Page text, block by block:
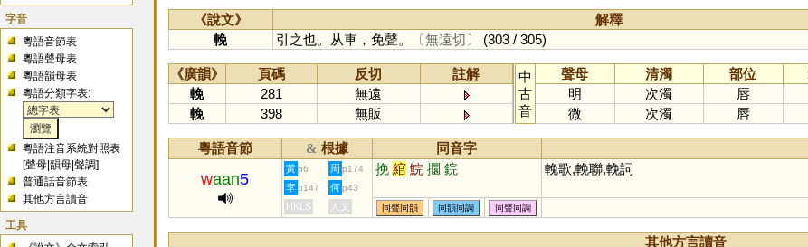
字音
粵語音節表
粵語聲母表
粵語韻母表
粵語分類字表:
粵語注音系統對照表
[聲母 |韻母 |聲調]
普通話音節表
其他方言讀音
工具
《說文》 解釋
輓
引之也。从車，免聲。 〔無遠切〕 (303 / 305)
《廣韻》 頁碼 反切
註解
輓
281
無遠
輓
398 無販
中
古
音
聲母 清濁 部位
明
次濁 唇
微
次濁 唇
粵語音節 & 根據 同音字
waan5
黃 p6 周 p174 挽 綰 鯇 攌 鋎 輓歌,輓聯,輓詞
李 p147 何 p43
HKLS 人文 同聲同韻 同韻同調 同聲同調
其他方言讀音